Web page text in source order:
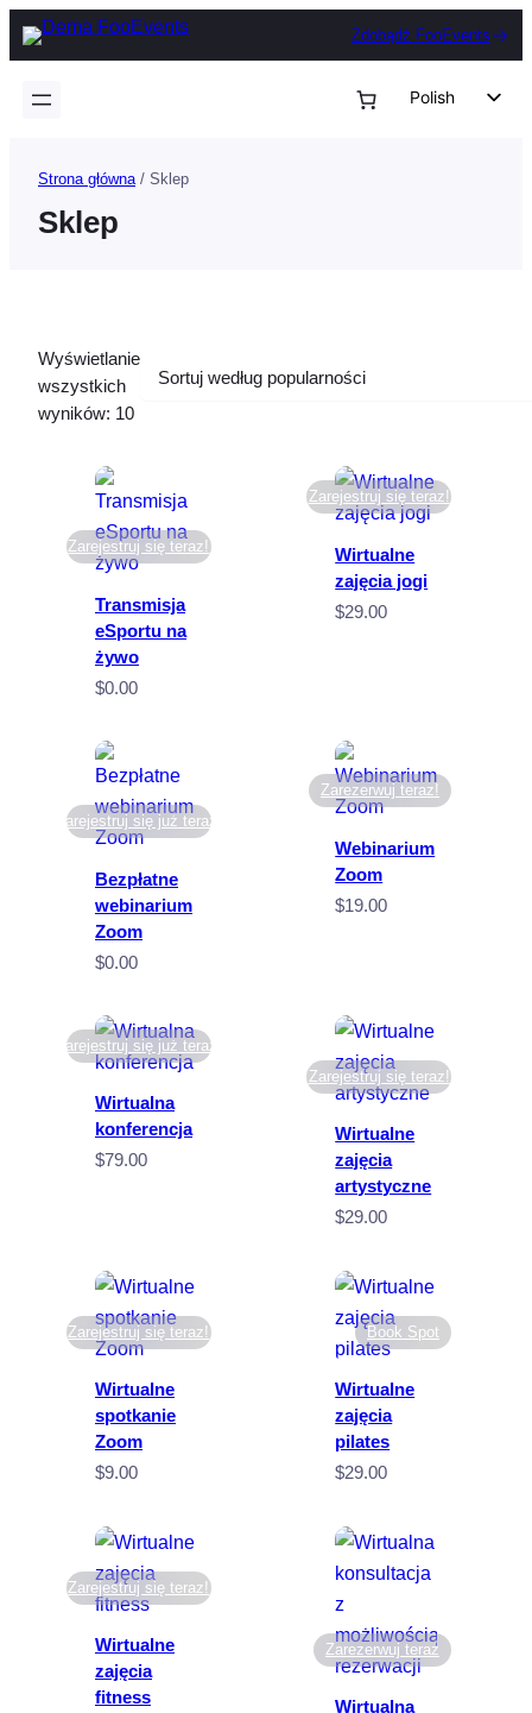
Przejdź
Zdobądź FooEvents
Polish
Strona główna/ Sklep
Sklep
Wyświetlanie
wszystkich
wyników: 10Posortowane
Zarejestruj się teraz!
Transmisja
eSportu na
żywo
$0.00
Zarejestruj się teraz!
Wirtualne
zajęcia jogi
$29.00
Zarejestruj się już teraz!
Bezpłatne
webinarium
Zoom
$0.00
Zarezerwuj teraz!
Webinarium
Zoom
$19.00
Zarejestruj się już teraz!
Wirtualna
konferencja
$79.00
Zarejestruj się teraz!
Wirtualne
zajęcia
artystyczne
$29.00
Zarejestruj się teraz!
Wirtualne
spotkanie
Zoom
$9.00
Book Spot
Wirtualne
zajęcia
pilates
$29.00
Zarejestruj się teraz!
Wirtualne
zajęcia
fitness
Zarezerwuj teraz
Wirtualna